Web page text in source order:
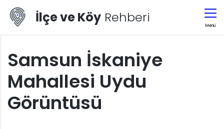
İlçe ve Köy Rehberi
Menü
Samsun İskaniye
Mahallesi Uydu
Görüntüsü